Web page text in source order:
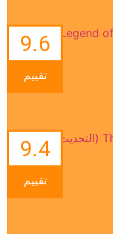
9.6
تقييم
9.4
تقييم